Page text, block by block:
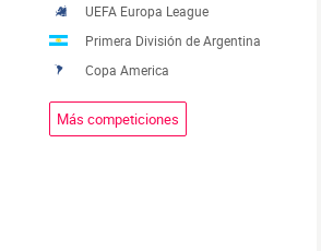
UEFA Europa League
Primera División de Argentina
Copa America
Más competiciones